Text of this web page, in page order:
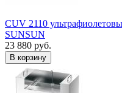
CUV 2110
SUNSUN
23 880 руб.
В корзину